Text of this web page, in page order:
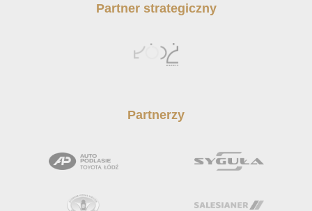
Partner strategiczny
Partnerzy